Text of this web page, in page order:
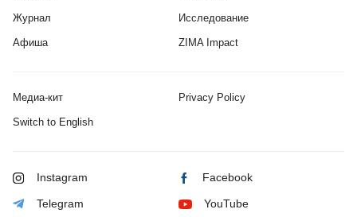
Журнал
Афиша
Исследование
ZIMA Impact
Медиа-кит Privacy Policy
Switch to English
Instagram Facebook
Telegram YouTube